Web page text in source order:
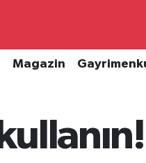
Magazin